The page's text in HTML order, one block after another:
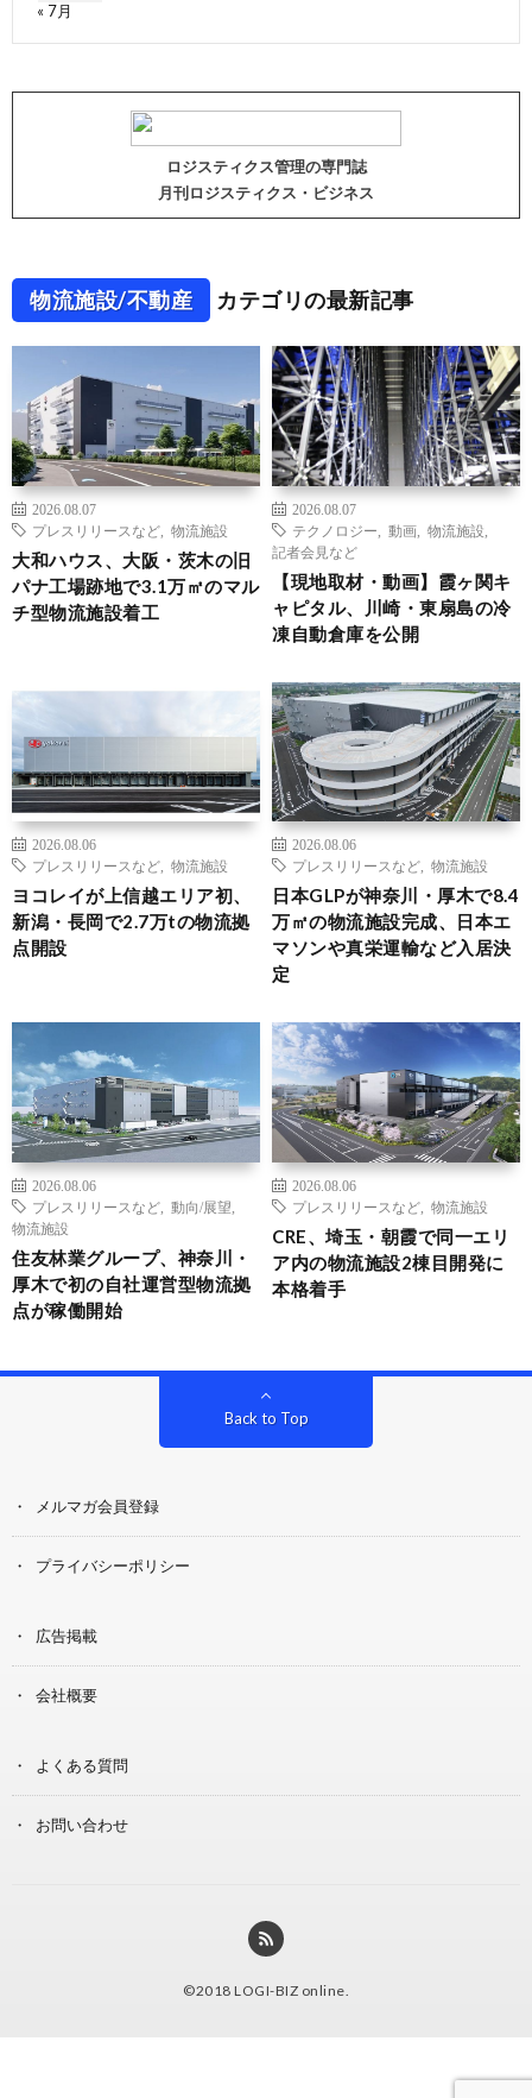
« 7月
ロジスティクス管理の専門誌
月刊ロジスティクス・ビジネス
物流施設/不動産 カテゴリの最新記事
2026.08.07
プレスリリースなど
物流施設
大和ハウス、大阪・茨木の旧
パナ工場跡地で3.1万㎡のマル
チ型物流施設着工
2026.08.07
テクノロジー
動画 物流施設
記者会見など
【現地取材・動画】霞ヶ関キ
ャピタル、川崎・東扇島の冷
凍自動倉庫を公開
2026.08.06
プレスリリースなど
物流施設
ヨコレイが上信越エリア初、
新潟・長岡で2.7万tの物流拠
点開設
2026.08.06
プレスリリースなど
物流施設
日本GLPが神奈川・厚木で8.4
万㎡の物流施設完成、日本エ
マソンや真栄運輸など入居決
定
2026.08.06
プレスリリースなど
動向/展望
物流施設
住友林業グループ、神奈川・
厚木で初の自社運営型物流拠
点が稼働開始
2026.08.06
プレスリリースなど
物流施設
CRE、埼玉・朝霞で同一エリ
ア内の物流施設2棟目開発に
本格着手
Back to Top
メルマガ会員登録
プライバシーポリシー
広告掲載
会社概要
よくある質問
お問い合わせ
©2018 LOGI-BIZ online